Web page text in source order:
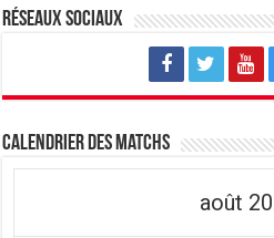
Réseaux sociaux
Calendrier des matchs
août